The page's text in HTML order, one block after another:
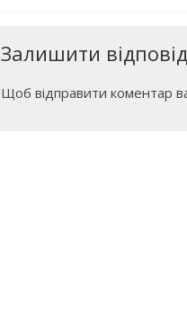
Залишити
Щоб відправити коментар